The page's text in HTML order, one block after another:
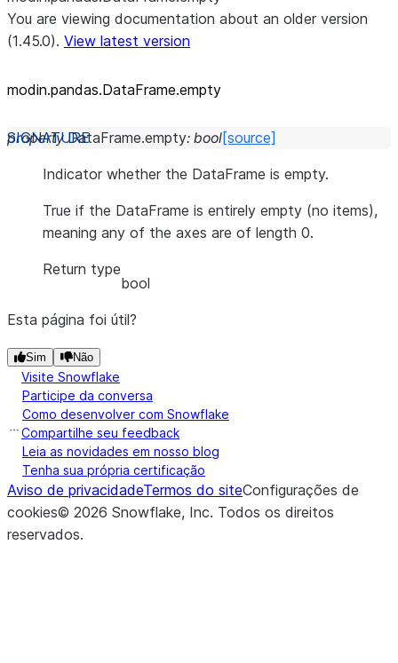
You are viewing documentation about an older version
(1.45.0). View latest version
modin.pandas.DataFrame.empty
property DataFrame.empty: bool[source]
Indicator whether the DataFrame is empty.
True if the DataFrame is entirely empty (no items),
meaning any of the axes are of length 0.
Return type
bool
Esta página foi útil?
Sim Não
Visite Snowflake
Participe da conversa
Como desenvolver com Snowflake
Compartilhe seu feedback
Leia as novidades em nosso blog
Tenha sua própria certificação
Aviso de privacidadeTermos do siteConfigurações de
cookies© 2026 Snowflake, Inc. Todos os direitos
reservados.